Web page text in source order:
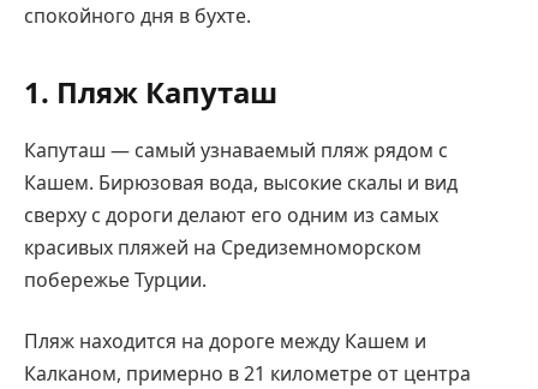
спокойного дня в бухте.
1. Пляж Капуташ
Капуташ — самый узнаваемый пляж рядом с
Кашем. Бирюзовая вода, высокие скалы и вид
сверху с дороги делают его одним из самых
красивых пляжей на Средиземноморском
побережье Турции.
Пляж находится на дороге между Кашем и
Калканом, примерно в 21 километре от центра